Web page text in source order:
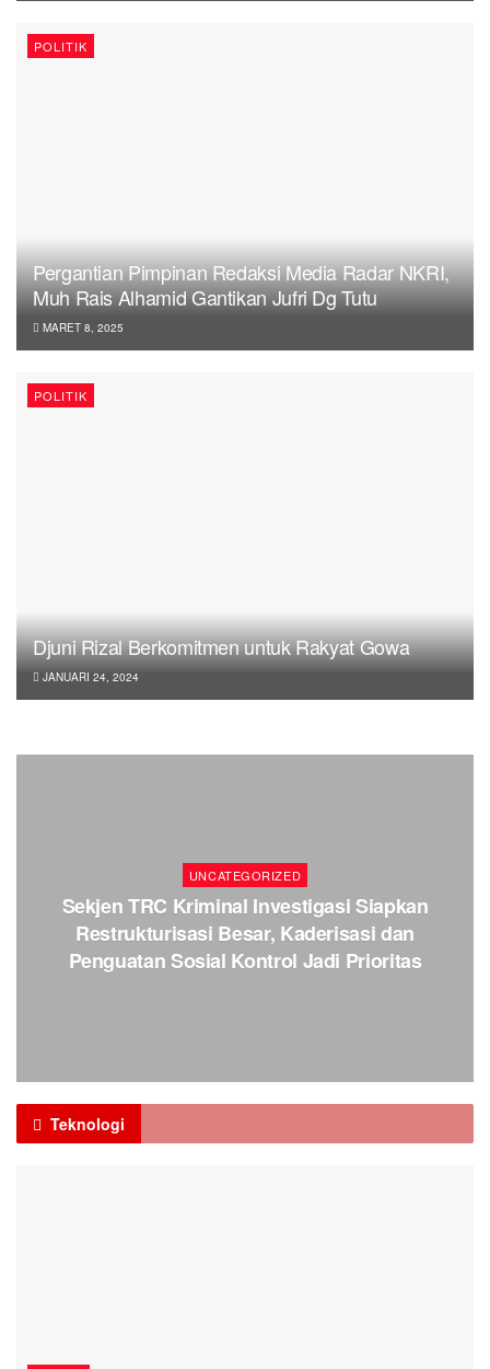
POLITIK
Pergantian Pimpinan Redaksi Media Radar NKRI,
Muh Rais Alhamid Gantikan Jufri Dg Tutu
MARET 8, 2025
POLITIK
Djuni Rizal Berkomitmen untuk Rakyat Gowa
JANUARI 24, 2024
UNCATEGORIZED
Sekjen TRC Kriminal Investigasi Siapkan
Restrukturisasi Besar, Kaderisasi dan
Penguatan Sosial Kontrol Jadi Prioritas
Teknologi